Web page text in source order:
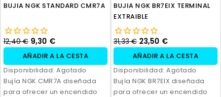
BUJIA NGK STANDARD CMR7A
12,40 € 9,30 €
AÑADIR A LA CESTA
Disponibilidad: Agotado
Bujía NGK CMR7A diseñada
para ofrecer un encendido
BUJIA NGK BR7EIX TERMINAL
EXTRAIBLE
31,33 € 23,50 €
AÑADIR A LA CESTA
Disponibilidad: Agotado
Bujía NGK BR7EIX diseñada
para ofrecer un encendido